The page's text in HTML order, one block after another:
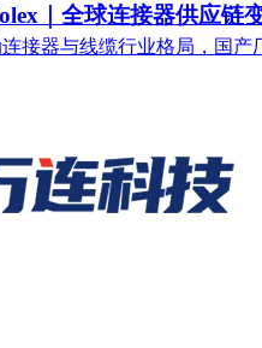
｜全球连接器供应链
接器与线缆行业格局，国